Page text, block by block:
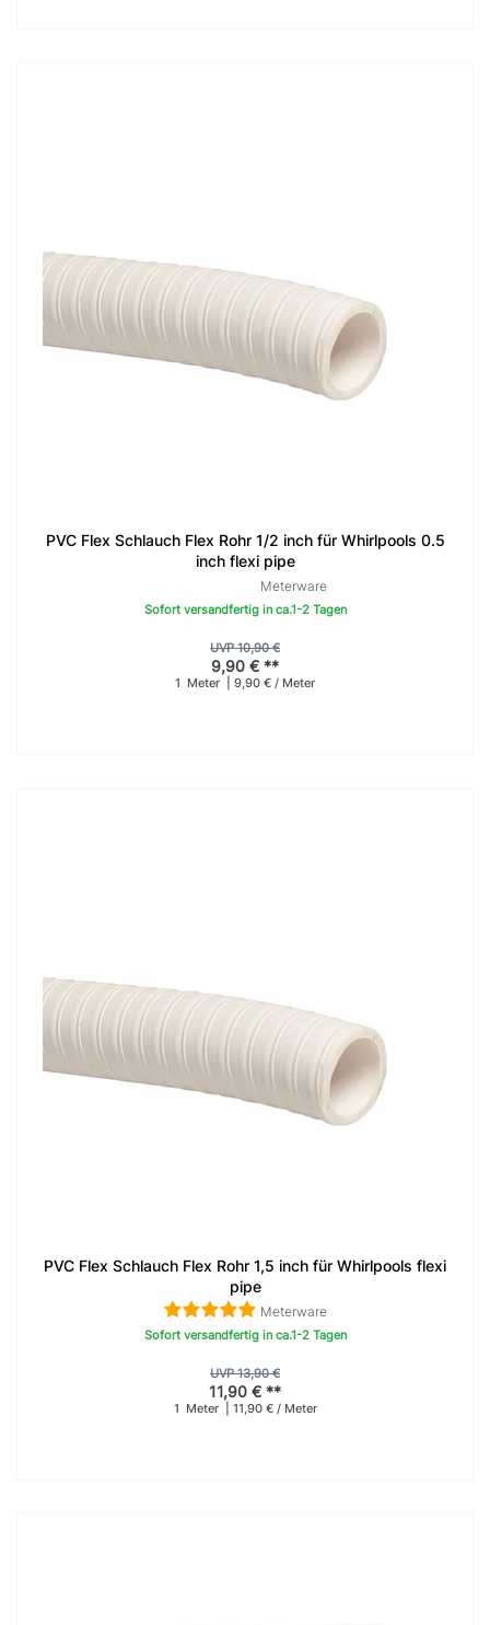
PVC Flex Schlauch Flex Rohr 1/2 inch für Whirlpools 0.5
inch flexi pipe
Meterware
Sofort versandfertig in ca.1-2 Tagen
UVP 10,90 €
9,90 € **
1 Meter | 9,90 € / Meter
PVC Flex Schlauch Flex Rohr 1,5 inch für Whirlpools flexi
pipe
Meterware
Sofort versandfertig in ca.1-2 Tagen
UVP 13,90 €
11,90 € **
1 Meter | 11,90 € / Meter